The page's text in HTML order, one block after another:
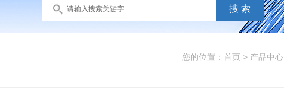
您的位置： 首页 > 产品中心